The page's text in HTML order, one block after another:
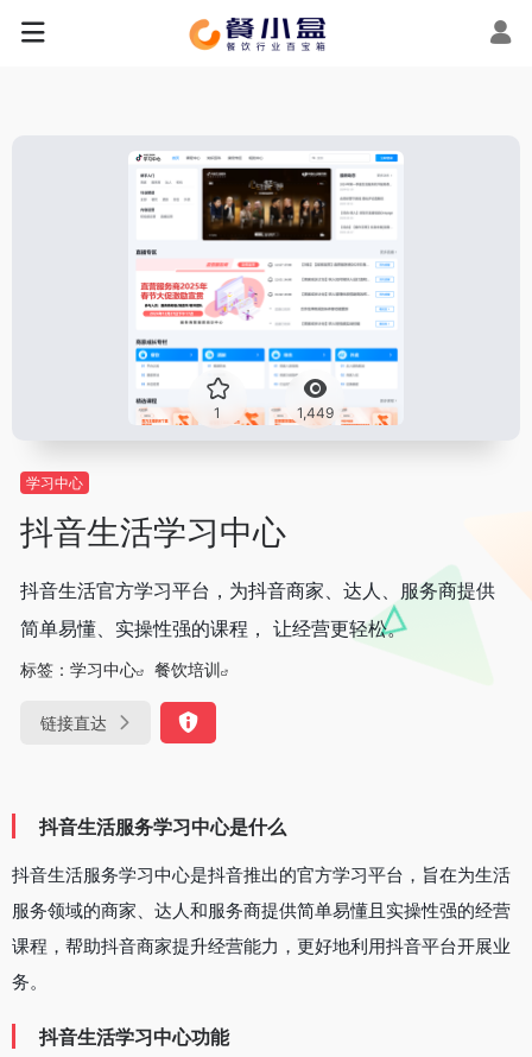
1 1,449
学习中心
抖音生活学习中心
抖音生活官方学习平台，为抖音商家、达人、服务商提供
简单易懂、实操性强的课程， 让经营更轻松。
标签： 学习中心 餐饮培训
链接直达
抖音生活服务学习中心是什么
抖音生活服务学习中心是抖音推出的官方学习平台，旨在为生活
服务领域的商家、达人和服务商提供简单易懂且实操性强的经营
课程，帮助抖音商家提升经营能力，更好地利用抖音平台开展业
务。
抖音生活学习中心功能